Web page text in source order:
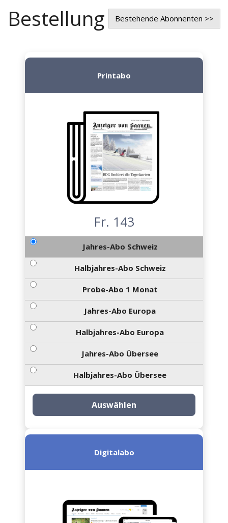
Bestellung Bestehende Abonnenten >>
Printabo
Fr. 143
Jahres-Abo Schweiz
Halbjahres-Abo Schweiz
Probe-Abo 1 Monat
Jahres-Abo Europa
Halbjahres-Abo Europa
Jahres-Abo Übersee
Halbjahres-Abo Übersee
Auswählen
Digitalabo